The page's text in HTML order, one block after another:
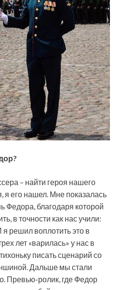
– найти героя нашего
я его нашел. Мне показалась
Федора, благодаря которой
в точности как нас учили:
я решил воплотить это в
лет «варилась» у нас в
писать сценарий со
Дальше мы стали
Превью-ролик, где Федор